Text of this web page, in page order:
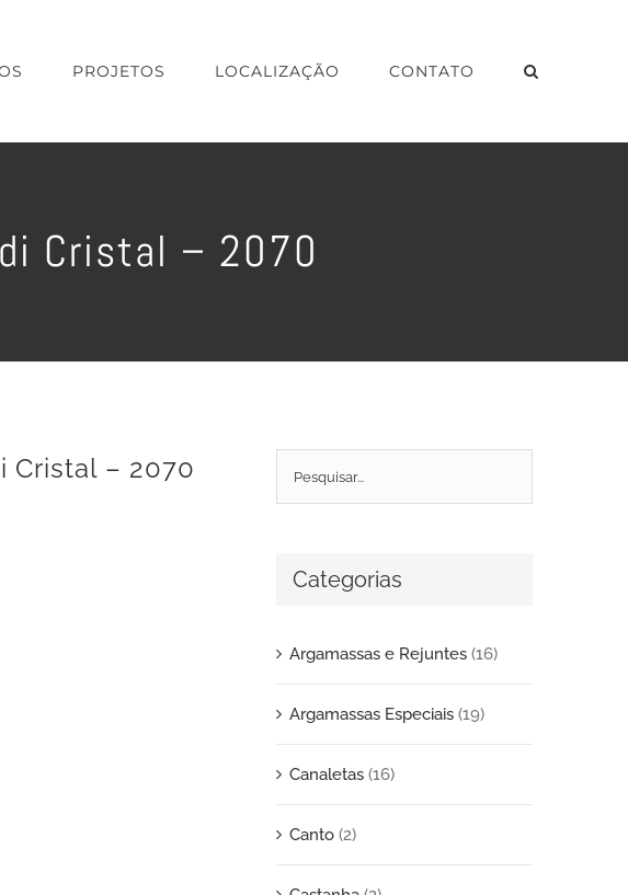
PROJETOS LOCALIZAÇÃO CONTATO
Cristal – 2070
Cristal – 2070
Categorias
Argamassas e Rejuntes (16)
Argamassas Especiais (19)
Canaletas (16)
Canto (2)